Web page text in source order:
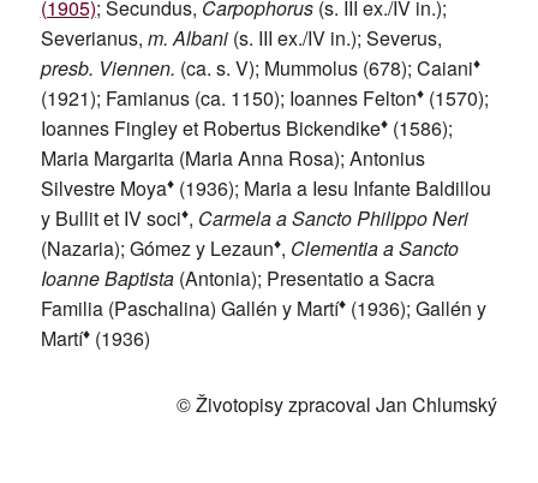
(1905); Secundus, Carpophorus(s. III ex./IV in.);
Severianus, m. Albani(s. III ex./IV in.); Severus,
presb. Viennen. (ca. s. V); Mummolus (678); Caiani♦
(1921); Famianus (ca. 1150); Ioannes Felton♦(1570);
Ioannes Fingley et Robertus Bickendike♦(1586);
Maria Margarita (Maria Anna Rosa); Antonius
Silvestre Moya♦(1936); Maria a Iesu Infante Baldillou
y Bullit et IV soci♦, Carmela a Sancto Philippo Neri
(Nazaria); Gómez y Lezaun♦, Clementia a Sancto
Ioanne Baptista(Antonia); Presentatio a Sacra
Familia (Paschalina) Gallén y Martí♦(1936); Gallén y
Martí♦(1936)
© Životopisy zpracoval Jan Chlumský